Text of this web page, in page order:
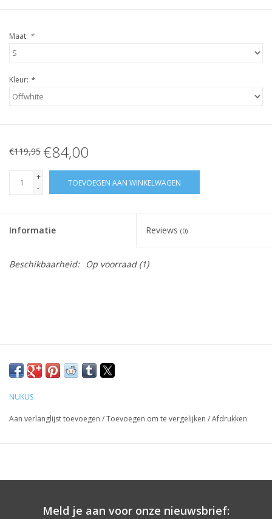
Maat: *
Kleur: *
€119,95 €84,00
+
-
TOEVOEGEN AAN WINKELWAGEN
Informatie Reviews (0)
Beschikbaarheid: Op voorraad(1)
NUKUS
Aan verlanglijst toevoegen /Toevoegen om te vergelijken /Afdrukken
Meld je aan voor onze nieuwsbrief: